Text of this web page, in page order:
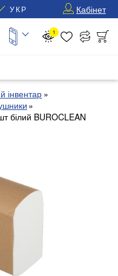
УКР Кабінет
1
інвентар
білий BUROCLEAN